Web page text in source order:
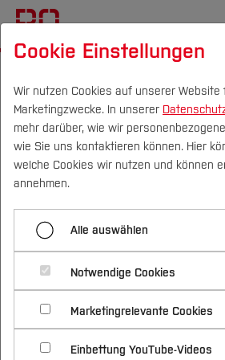
Campus Personen DE|
Studium
Studienangebote
Bachelorstudiengänge
Masterstudiengänge
Vor dem Studium
Bewerben & Einschreiben
Bewerbungsportal
Im Studium
Studienbüros und Prüfungen
Nach dem Studium
Forschung &
Profil
Forschungs- und
Schwerpunkte (FuT)
Beratung & Förderung
Nachhaltigkeit
Nachhaltigkeit studieren
International
News
ScaleUp@BO -
Programm -
jetzt!
01.06.2026
Wachsen mit
mit Wirkung. Unser
Programm für
Cookie Einstellungen
Wir nutzen Cookies auf unserer Website
Marketingzwecke. In unserer
mehr darüber, wie wir
wie Sie uns kontaktieren können. Hier
welche Cookies wir nutzen und können
annehmen.
Alle auswählen
Notwendige Cookies
Marketingrelevante Cookies
Einbettung YouTube-Videos